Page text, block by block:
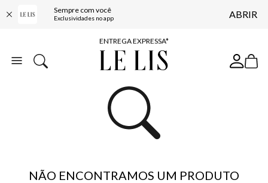
Sempre com você
Exclusividades no app ABRIR
COMPRE ONLINE E RETIRE EM LOJA*
ENTREGA EXPRESSA*
FRETE GRÁTIS*
10% OFF NA PRIMEIRA COMPRA*
NÃO ENCONTRAMOS UM PRODUTO